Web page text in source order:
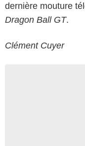
dernière mouture
Dragon Ball GT.
Clément Cuyer